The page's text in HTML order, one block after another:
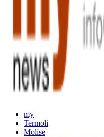
my
Termoli
Molise